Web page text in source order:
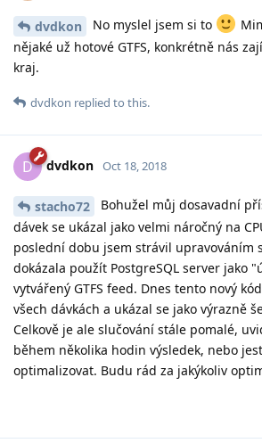
dvdkon No myslel jsem si to
nějaké už hotové GTFS, konkrétně nás
kraj.
dvdkon replied to this.
D dvdkon Oct 18, 2018
stacho72
Bohužel můj dosavadní
dávek se ukázal jako velmi náročný na
poslední dobu jsem strávil upravováním
dokázala použít PostgreSQL server jako
vytvářený GTFS feed. Dnes tento nový
všech dávkách a ukázal se jako výrazně
Celkově je ale slučování stále pomalé,
během několika hodin výsledek, nebo
optimalizovat. Budu rád za jakýkoliv